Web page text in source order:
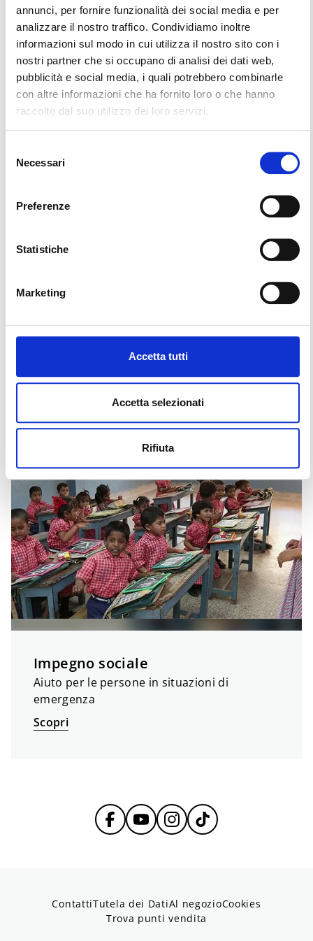
annunci, per fornire funzionalità dei social media e per
analizzare il nostro traffico. Condividiamo inoltre
informazioni sul modo in cui utilizza il nostro sito con i
nostri partner che si occupano di analisi dei dati web,
pubblicità e social media, i quali potrebbero combinarle
con altre informazioni che ha fornito loro o che hanno
raccolto dal suo utilizzo dei loro servizi.
delNecessari
Preferenze
Statistiche
Marketing
Accetta tutti
Accetta selezionati
Rifiuta
Carriera
europeo.
Impegno sociale
Aiuto per le persone in situazioni di
emergenza
Scopri
ContattiTutela dei DatiAl negozioCookies
Trova punti vendita